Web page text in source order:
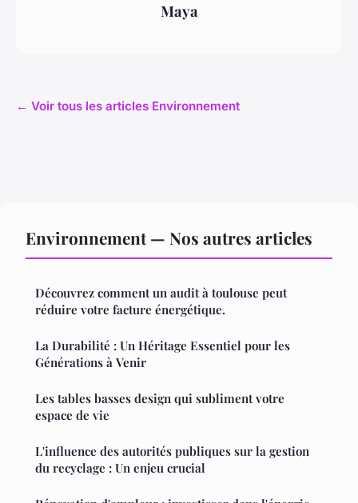
Maya
← Voir tous les articles Environnement
Environnement — Nos autres articles
Découvrez comment un audit à toulouse peut
réduire votre facture énergétique.
La Durabilité : Un Héritage Essentiel pour les
Générations à Venir
Les tables basses design qui subliment votre
espace de vie
L'influence des autorités publiques sur la gestion
du recyclage : Un enjeu crucial